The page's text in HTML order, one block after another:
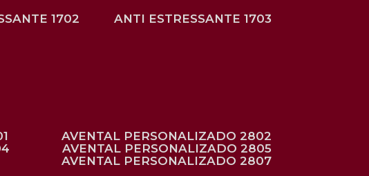
1702
ANTI ESTRESSANTE 1703
AVENTAL PERSONALIZADO 2802
AVENTAL PERSONALIZADO 2805
AVENTAL PERSONALIZADO 2807